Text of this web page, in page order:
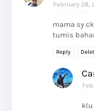
February 28,
mama sy
tumis
Reply
klu